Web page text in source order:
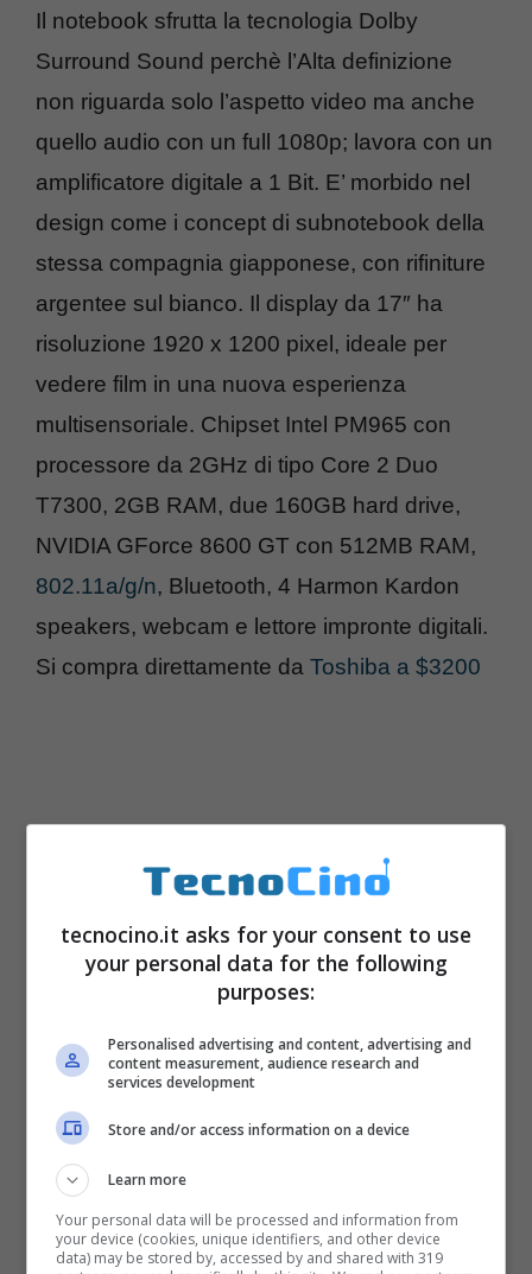
Il notebook sfrutta la tecnologia Dolby
Surround Sound perchè l’Alta definizione
non riguarda solo l’aspetto video ma anche
quello audio con un full 1080p; lavora con un
amplificatore digitale a 1 Bit. E’ morbido nel
design come i concept di subnotebook della
stessa compagnia giapponese, con rifiniture
argentee sul bianco. Il display da 17″ ha
risoluzione 1920 x 1200 pixel, ideale per
vedere film in una nuova esperienza
multisensoriale. Chipset Intel PM965 con
processore da 2GHz di tipo Core 2 Duo
T7300, 2GB RAM, due 160GB hard drive,
NVIDIA GForce 8600 GT con 512MB RAM,
802.11a/g/n, Bluetooth, 4 Harmon Kardon
speakers, webcam e lettore impronte digitali.
Si compra direttamente da Toshiba a $3200
tecnocino.it asks for your consent to use
your personal data for the following
purposes:
Personalised advertising and content, advertising and
content measurement, audience research and
services development
Store and/or access information on a device
Learn more
Your personal data will be processed and information from
your device (cookies, unique identifiers, and other device
data) may be stored by, accessed by and shared with 319